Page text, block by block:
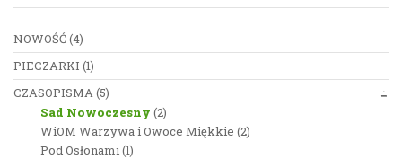
NOWOŚĆ(4)
PIECZARKI (1)
CZASOPISMA(5)
Sad Nowoczesny (2)
WiOM Warzywa i Owoce Miękkie (2)
Pod Osłonami(1)